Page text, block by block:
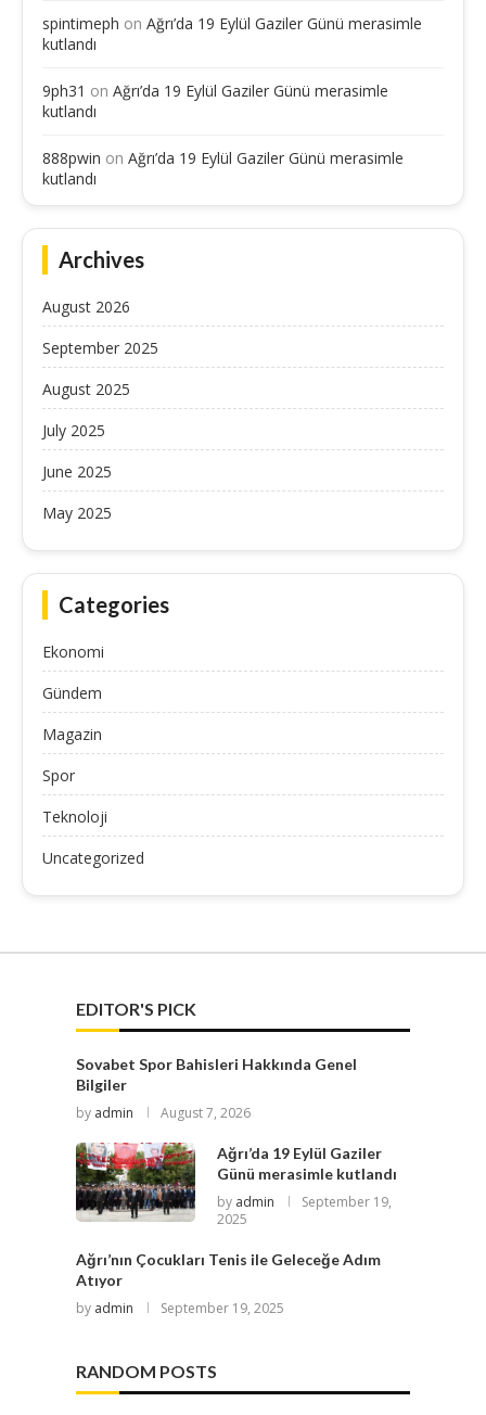
spintimeph on Ağrı’da 19 Eylül Gaziler Günü merasimle
kutlandı
9ph31 on Ağrı’da 19 Eylül Gaziler Günü merasimle
kutlandı
888pwin on Ağrı’da 19 Eylül Gaziler Günü merasimle
kutlandı
Archives
August 2026
September 2025
August 2025
July 2025
June 2025
May 2025
Categories
Ekonomi
Gündem
Magazin
Spor
Teknoloji
Uncategorized
EDITOR'S PICK
Sovabet Spor Bahisleri Hakkında Genel
Bilgiler
by admin August 7, 2026
Ağrı’da 19 Eylül Gaziler
Günü merasimle kutlandı
by admin
September 19,
2025
Ağrı’nın Çocukları Tenis ile Geleceğe Adım
Atıyor
by admin September 19, 2025
RANDOM POSTS